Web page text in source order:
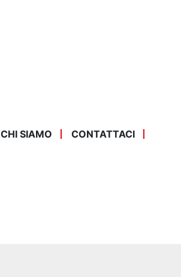
CHI SIAMO
CONTATTACI